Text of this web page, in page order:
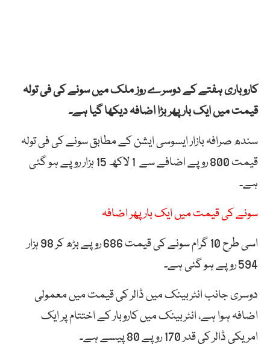
کاروباری ہفتے کے دوسرے روز ملک میں سونے کی فی تولہ
قیمت میں ایک بار پھر بڑا اضافہ دیکھا گیا ہے۔
سندھ صرافہ بازار ایسوسی ایشن کے مطابق سونے کی فی تولہ
قیمت 800 روپے اضافے سے 1 لاکھ 15 ہزار روپے ہو گئی
ہے۔
سونے کی قیمت میں ایک بار پھر اضافہ
اسی طرح 10 گرام سونے کی قیمت 686 روپے بڑھ کر 98 ہزار
594 روپے ہو گئی ہے۔
دوسری جانب انٹربینک میں ڈالر کی قیمت میں معمولی
اضافہ ہوا ہے، انٹربینک میں کاروبار کے اختتام پر ایک
امریکی ڈالر کی قدر 170 روپے 80 پیسے ہے۔